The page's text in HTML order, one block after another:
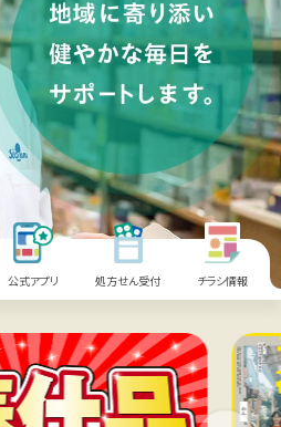
トカードでお得
ン職
医療事務
公式アプリ 処方せん受付 チラシ情報